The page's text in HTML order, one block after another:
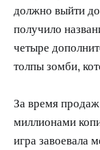
должно выйти
получило
четыре
толпы зомби,
За время
миллионами
игра завоевала